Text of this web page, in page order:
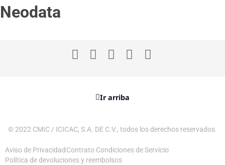
Neodata
Ir arriba
© 2022 CMIC / ICICAC, S.A. DE C.V., todos los derechos reservados.
Aviso de Privacidad Contrato Condiciones de Servicio
Política de devoluciones y reembolsos